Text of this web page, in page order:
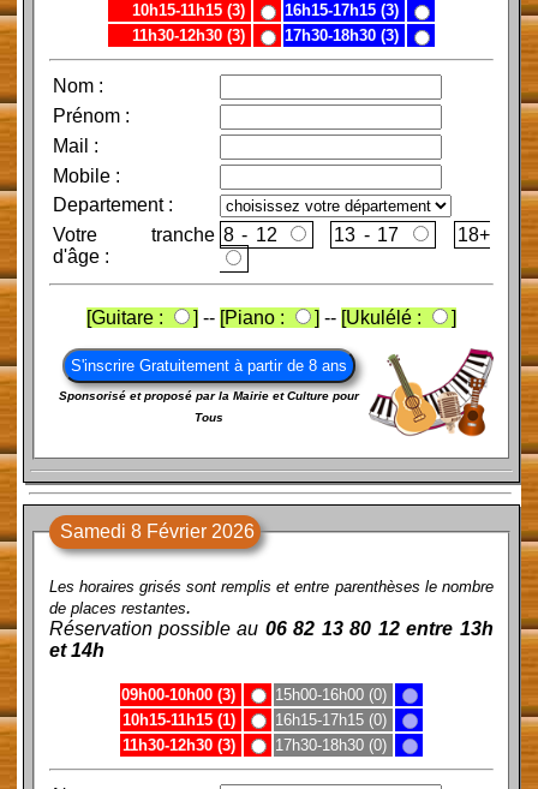
10h15-11h15 (3)
16h15-17h15 (3)
11h30-12h30 (3)
17h30-18h30 (3)
Nom:
Prénom:
Mail :
Mobile:
Departement :
Votre tranche
d'âge :
8 - 12 13 - 17 18+
[Guitare : ] -- [Piano : ] -- [Ukulélé : ]
Sponsorisé et proposé par la Mairie et Culture pour
Tous
Samedi 8 Février 2026
Les horaires grisés sont remplis et entre parenthèses le nombre
de places restantes.
Réservation possible au 06 82 13 80 12 entre 13h
et 14h
09h00-10h00 (3)
15h00-16h00 (0)
10h15-11h15 (1)
16h15-17h15 (0)
11h30-12h30 (3)
17h30-18h30 (0)